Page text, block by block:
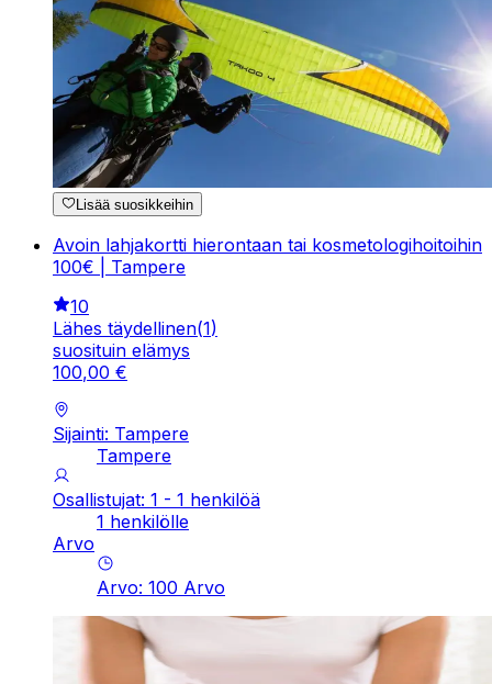
Lisää suosikkeihin
Avoin lahjakortti hierontaan tai kosmetologihoitoihin
100€ | Tampere
10
Lähes täydellinen(1)
suosituin elämys
100,00 €
Sijainti: Tampere
Tampere
Osallistujat: 1 - 1 henkilöä
1 henkilölle
Arvo
Arvo: 100 Arvo